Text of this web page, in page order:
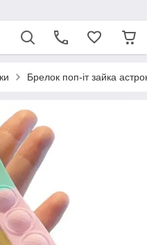
Брелок поп-іт зайка